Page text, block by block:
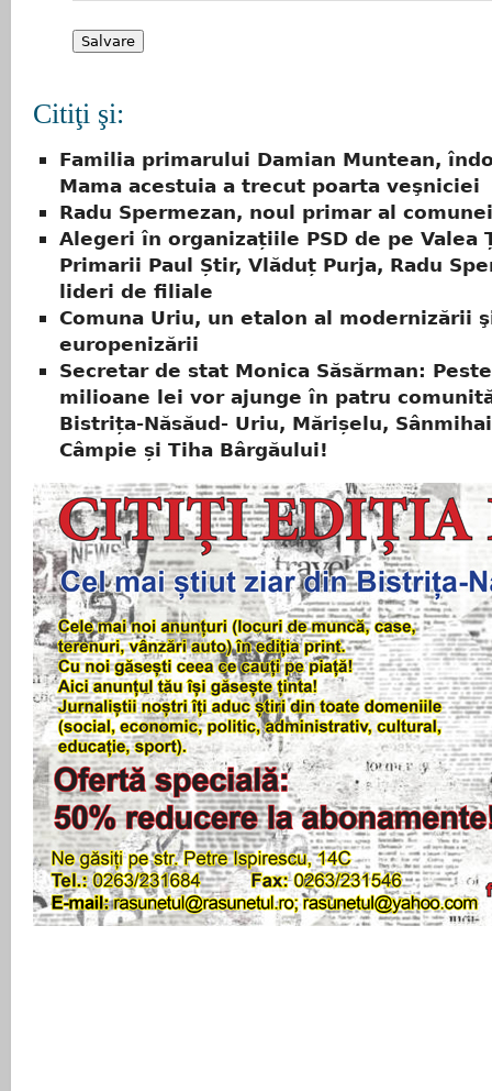
Citiţi şi:
Familia primarului Damian Muntean,
Mama acestuia a trecut poarta veşniciei
Radu Spermezan, noul primar al
Alegeri în organizațiile PSD de pe Valea
Primarii Paul Știr, Vlăduț Purja, Radu
lideri de filiale
Comuna Uriu, un etalon al modernizării
europenizării
Secretar de stat Monica Săsărman:
milioane lei vor ajunge în patru
Bistrița-Năsăud- Uriu, Mărișelu,
Câmpie și Tiha Bârgăului!